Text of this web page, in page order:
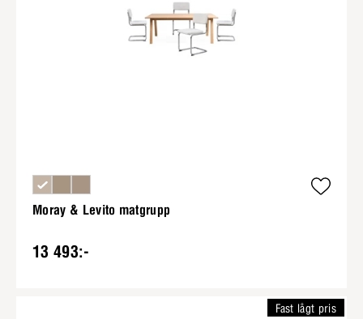
Moray & Levito matgrupp
13 493:-
Fast lågt pris